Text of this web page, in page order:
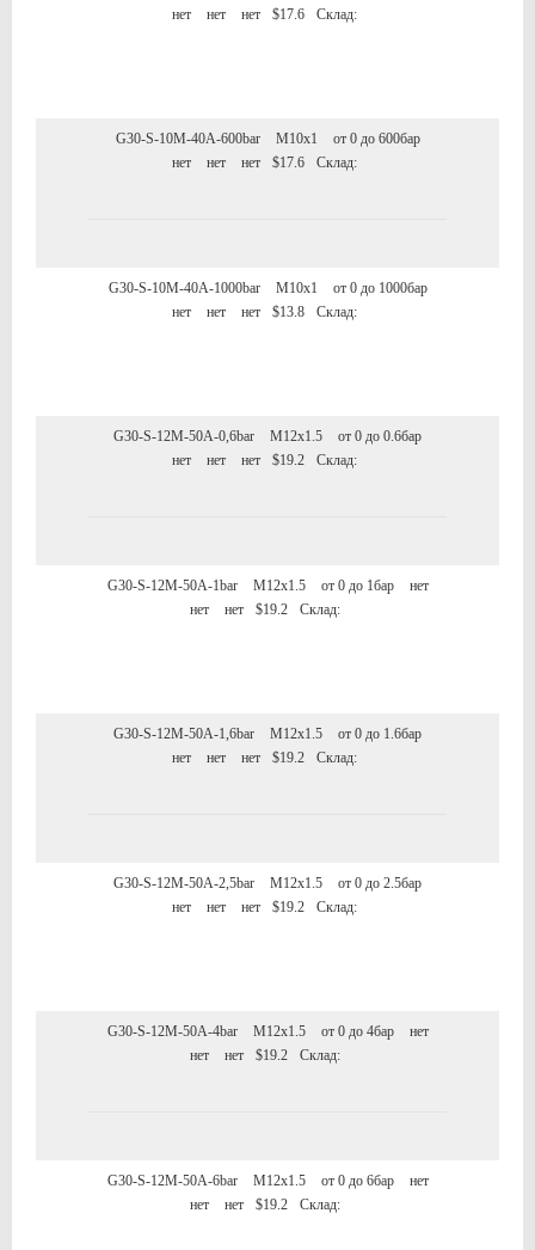
нет
нет нет $17.6 Склад:
G30-S-10M-40A-600bar M10x1
от 0 до 600бар
нет
нет нет $17.6 Склад:
G30-S-10M-40A-1000bar M10x1
от 0 до 1000бар
нет
нет нет $13.8 Склад:
G30-S-12M-50A-0,6bar M12x1.5
от 0 до 0.6бар
нет
нет нет $19.2 Склад:
G30-S-12M-50A-1bar M12x1.5 от 0 до 1бар
нет
нет
нет $19.2 Склад:
G30-S-12M-50A-1,6bar M12x1.5
от 0 до 1.6бар
нет
нет нет $19.2 Склад:
G30-S-12M-50A-2,5bar M12x1.5
от 0 до 2.5бар
нет
нет нет $19.2 Склад:
G30-S-12M-50A-4bar M12x1.5 от 0 до 4бар
нет
нет
нет $19.2 Склад:
G30-S-12M-50A-6bar M12x1.5 от 0 до 6бар
нет
нет
нет $19.2 Склад: